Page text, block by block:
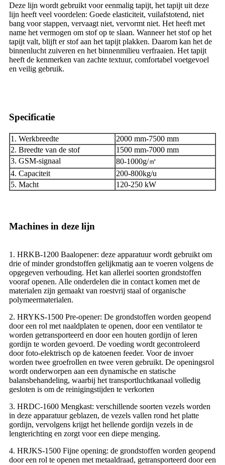
Deze lijn wordt gebruikt voor eenmalig tapijt, het tapijt uit deze
lijn heeft veel voordelen: Goede elasticiteit, vuilafstotend, niet
bang voor stappen, vervaagt niet, vervormt niet. Het heeft met
name het vermogen om stof op te slaan. Wanneer het stof op het
tapijt valt, blijft er stof aan het tapijt plakken. Daarom kan het de
binnenlucht zuiveren en het binnenmilieu verfraaien. Het tapijt
heeft de kenmerken van zachte textuur, comfortabel voetgevoel
en veilig gebruik.
Specificatie
1. Werkbreedte
2000 mm-7500 mm
2. Breedte van de stof
1500 mm-7000 mm
3. GSM-signaal
80-1000g/㎡
4. Capaciteit
200-800kg/u
5. Macht
120-250 kW
Machines in deze lijn
1. HRKB-1200 Baalopener: deze apparatuur wordt gebruikt om
drie of minder grondstoffen gelijkmatig aan te voeren volgens de
opgegeven verhouding. Het kan allerlei soorten grondstoffen
vooraf openen. Alle onderdelen die in contact komen met de
materialen zijn gemaakt van roestvrij staal of organische
polymeermaterialen.
2. HRYKS-1500 Pre-opener: De grondstoffen worden geopend
door een rol met naaldplaten te openen, door een ventilator te
worden getransporteerd en door een houten gordijn of leren
gordijn te worden gevoerd. De voeding wordt gecontroleerd
door foto-elektrisch op de katoenen feeder. Voor de invoer
worden twee groefrollen en twee veren gebruikt. De openingsrol
wordt onderworpen aan een dynamische en statische
balansbehandeling, waarbij het transportluchtkanaal volledig
gesloten is om de reinigingstijden te verkorten
3. HRDC-1600 Mengkast: verschillende soorten vezels worden
in deze apparatuur geblazen, de vezels vallen rond het platte
gordijn, vervolgens krijgt het hellende gordijn vezels in de
lengterichting en zorgt voor een diepe menging.
4. HRJKS-1500 Fijne opening: de grondstoffen worden geopend
door een rol te openen met metaaldraad, getransporteerd door een